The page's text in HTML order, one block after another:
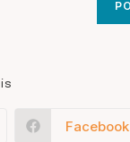
Facebook